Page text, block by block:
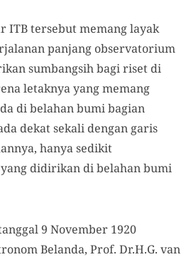
ITB tersebut memang layak
panjang observatorium
sumbangsih bagi riset di
letaknya yang memang
di belahan bumi bagian
dekat sekali dengan garis
hanya sedikit
didirikan di belahan bumi
9 November 1920
Belanda, Prof. Dr.H.G. van